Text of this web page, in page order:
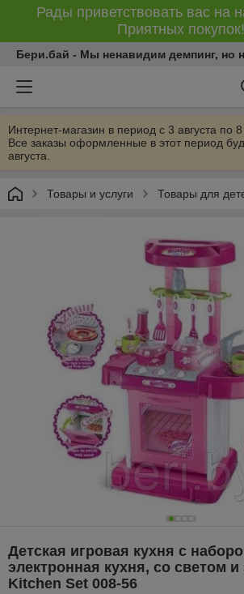
Рады приветствовать вас на
Приятных покупок!
Бери.бай - Мы ненавидим демпинг, но
Интернет-магазин в период с 3 августа по 8
Все заказы оформленные в этот период
августа.
Товары и услуги Товары для
Детская игровая кухня с
электронная кухня, со светом и
Kitchen Set 008-56